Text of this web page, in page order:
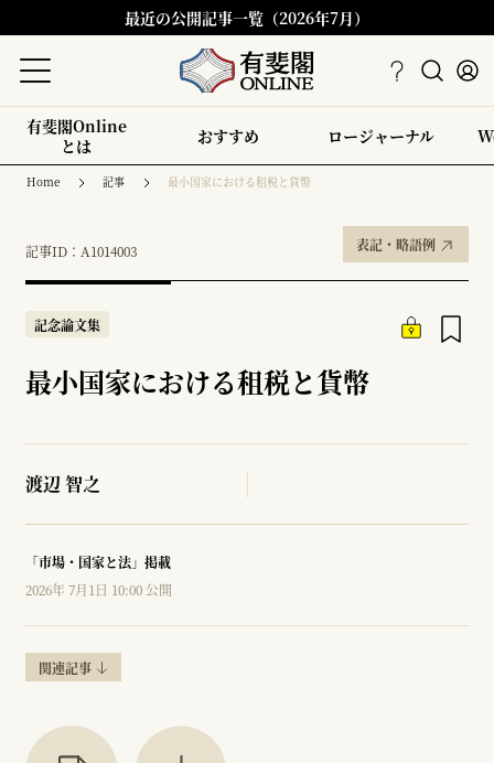
最近の公開記事一覧（2026年7月）
有斐閣Online
とは
おすすめ ロージャーナル
Home 記事 最小国家における租税と貨幣
記事ID：A1014003 表記・略語例
記念論文集
最小国家における租税と貨幣
渡辺 智之
「市場・国家と法」掲載
2026年 7月1日 10:00 公開
関連記事